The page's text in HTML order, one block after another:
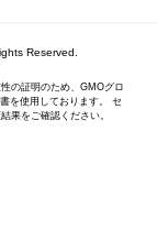
Reserved.
の証明のため、GMOグロ
を使用しております。 セ
果をご確認ください。